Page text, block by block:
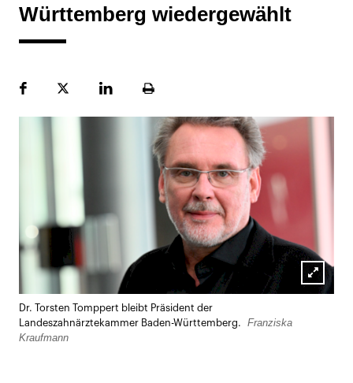
Württemberg wiedergewählt
FacebookPlattformLinekdInSeite
Lightbox
Dr. Torsten Tomppert bleibt Präsident der
Landeszahnärztekammer Baden-Württemberg.
Franziska
Kraufmann